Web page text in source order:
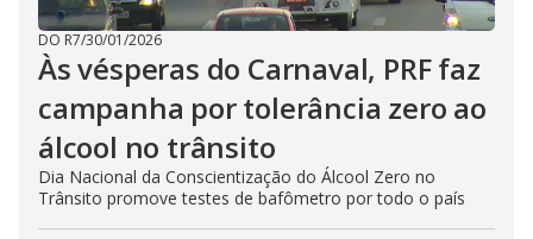
DO R7/30/01/2026
Às vésperas do Carnaval, PRF faz
campanha por tolerância zero ao
álcool no trânsito
Dia Nacional da Conscientização do Álcool Zero no
Trânsito promove testes de bafômetro por todo o país